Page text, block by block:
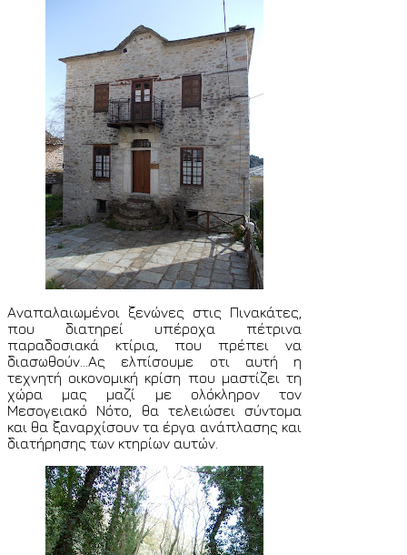
Αναπαλαιωμένοι ξενώνες στις Πινακάτες,
που διατηρεί υπέροχα πέτρινα
παραδοσιακά κτίρια, που πρέπει να
διασωθούν...Ας ελπίσουμε οτι αυτή η
τεχνητή οικονομική κρίση που μαστίζει τη
χώρα μας μαζί με ολόκληρον τον
Μεσογειακό Νότο, θα τελειώσει σύντομα
και θα ξαναρχίσουν τα έργα ανάπλασης και
διατήρησης των κτηρίων αυτών.